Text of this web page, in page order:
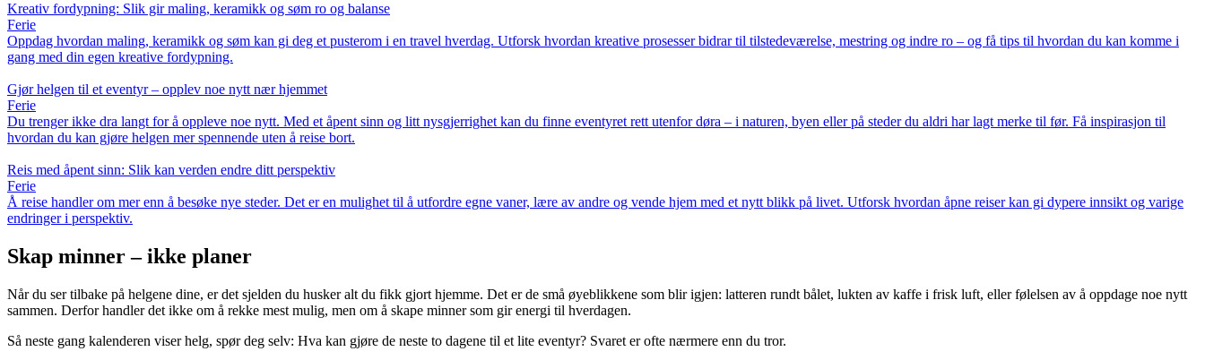
Kreativ fordypning: Slik gir maling, keramikk og søm ro og balanse
Ferie
Oppdag hvordan maling, keramikk og søm kan gi deg et pusterom i en travel hverdag. Utforsk hvordan kreative prosesser bidrar til tilstedeværelse, mestring og indre ro – og få tips til hvordan du kan komme i
gang med din egen kreative fordypning.
Gjør helgen til et eventyr – opplev noe nytt nær hjemmet
Ferie
Du trenger ikke dra langt for å oppleve noe nytt. Med et åpent sinn og litt nysgjerrighet kan du finne eventyret rett utenfor døra – i naturen, byen eller på steder du aldri har lagt merke til før. Få inspirasjon til
hvordan du kan gjøre helgen mer spennende uten å reise bort.
Reis med åpent sinn: Slik kan verden endre ditt perspektiv
Ferie
Å reise handler om mer enn å besøke nye steder. Det er en mulighet til å utfordre egne vaner, lære av andre og vende hjem med et nytt blikk på livet. Utforsk hvordan åpne reiser kan gi dypere innsikt og varige
endringer i perspektiv.
Skap minner – ikke planer
Når du ser tilbake på helgene dine, er det sjelden du husker alt du fikk gjort hjemme. Det er de små øyeblikkene som blir igjen: latteren rundt bålet, lukten av kaffe i frisk luft, eller følelsen av å oppdage noe nytt
sammen. Derfor handler det ikke om å rekke mest mulig, men om å skape minner som gir energi til hverdagen.
Så neste gang kalenderen viser helg, spør deg selv: Hva kan gjøre de neste to dagene til et lite eventyr? Svaret er ofte nærmere enn du tror.